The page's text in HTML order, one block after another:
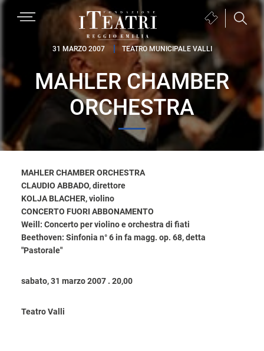
pagina
MENU
Fondazione
I
Teatri
Reggio
Emilia
Biglietteria
apre
in
una
nuova
finestra)
31 MARZO 2007 TEATRO MUNICIPALE VALLI
MAHLER CHAMBER
ORCHESTRA
MAHLER CHAMBER ORCHESTRA
CLAUDIO ABBADO, direttore
KOLJA BLACHER, violino
CONCERTO FUORI ABBONAMENTO
Weill: Concerto per violino e orchestra di fiati
Beethoven: Sinfonia n° 6 in fa magg. op. 68, detta
"Pastorale"
sabato, 31 marzo 2007 . 20,00
Teatro Valli